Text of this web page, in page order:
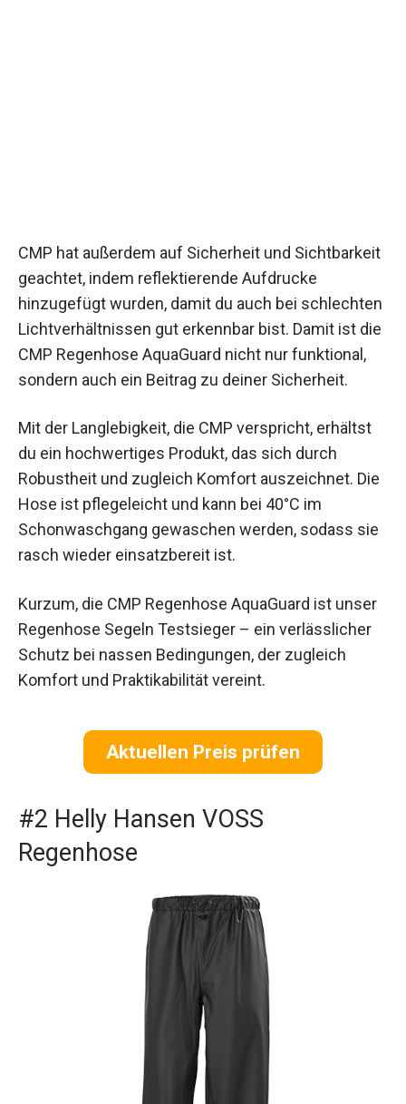
CMP hat außerdem auf Sicherheit und Sichtbarkeit
geachtet, indem reflektierende Aufdrucke
hinzugefügt wurden, damit du auch bei schlechten
Lichtverhältnissen gut erkennbar bist. Damit ist die
CMP Regenhose AquaGuard nicht nur funktional,
sondern auch ein Beitrag zu deiner Sicherheit.
Mit der Langlebigkeit, die CMP verspricht, erhältst
du ein hochwertiges Produkt, das sich durch
Robustheit und zugleich Komfort auszeichnet. Die
Hose ist pflegeleicht und kann bei 40°C im
Schonwaschgang gewaschen werden, sodass sie
rasch wieder einsatzbereit ist.
Kurzum, die CMP Regenhose AquaGuard ist unser
Regenhose Segeln Testsieger – ein verlässlicher
Schutz bei nassen Bedingungen, der zugleich
Komfort und Praktikabilität vereint.
Aktuellen Preis prüfen
#2 Helly Hansen VOSS
Regenhose